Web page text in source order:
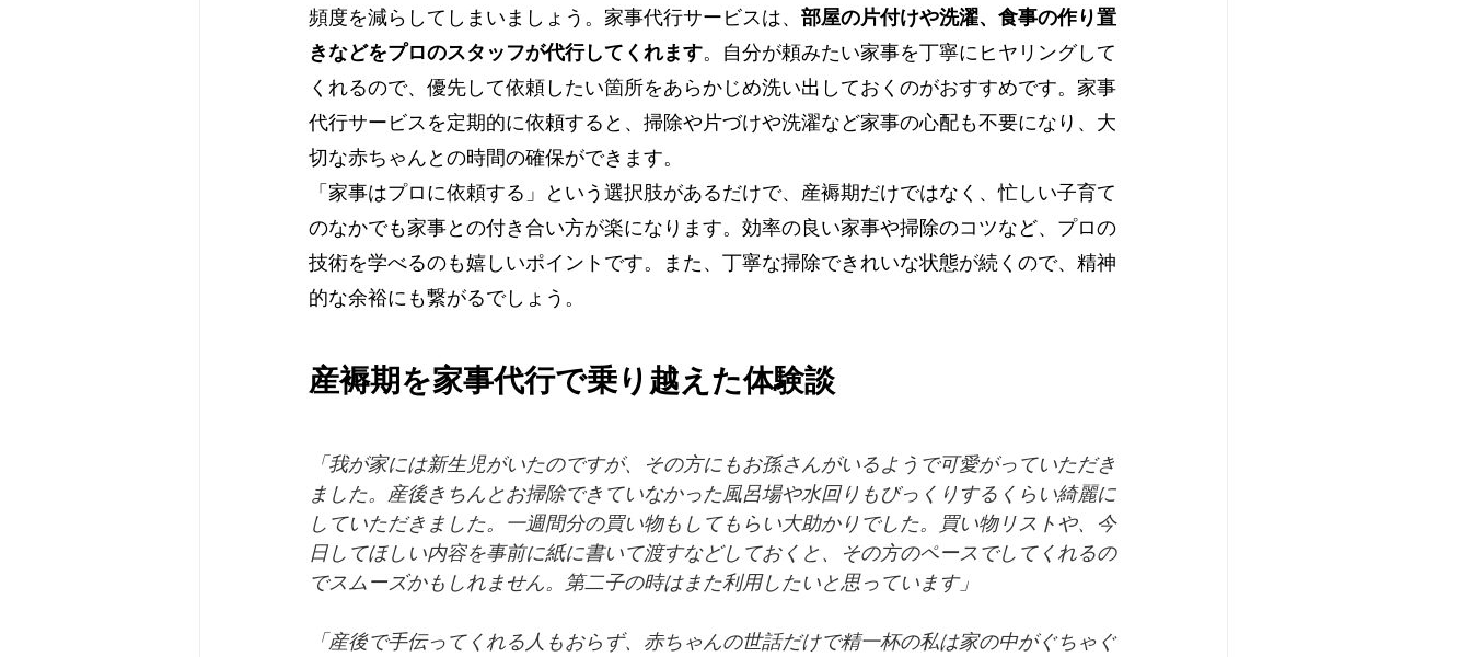
頻度を減らしてしまいましょう。家事代行サービスは、 部屋の片付けや洗濯、食事の作り置
きなどをプロのスタッフが代行してくれます。自分が頼みたい家事を丁寧にヒヤリングして
くれるので、優先して依頼したい箇所をあらかじめ洗い出しておくのがおすすめです。家事
代行サービスを定期的に依頼すると、掃除や片づけや洗濯など家事の心配も不要になり、大
切な赤ちゃんとの時間の確保ができます。
「家事はプロに依頼する」という選択肢があるだけで、産褥期だけではなく、忙しい子育て
のなかでも家事との付き合い方が楽になります。効率の良い家事や掃除のコツなど、プロの
技術を学べるのも嬉しいポイントです。また、丁寧な掃除できれいな状態が続くので、精神
的な余裕にも繋がるでしょう。
産褥期を家事代行で乗り越えた体験談
「我が家には新生児がいたのですが、その方にもお孫さんがいるようで可愛がっていただき
ました。産後きちんとお掃除できていなかった風呂場や水回りもびっくりするくらい綺麗に
していただきました。一週間分の買い物もしてもらい大助かりでした。買い物リストや、今
日してほしい内容を事前に紙に書いて渡すなどしておくと、その方のペースでしてくれるの
でスムーズかもしれません。第二子の時はまた利用したいと思っています」
「産後で手伝ってくれる人もおらず、赤ちゃんの世話だけで精一杯の私は家の中がぐちゃぐ